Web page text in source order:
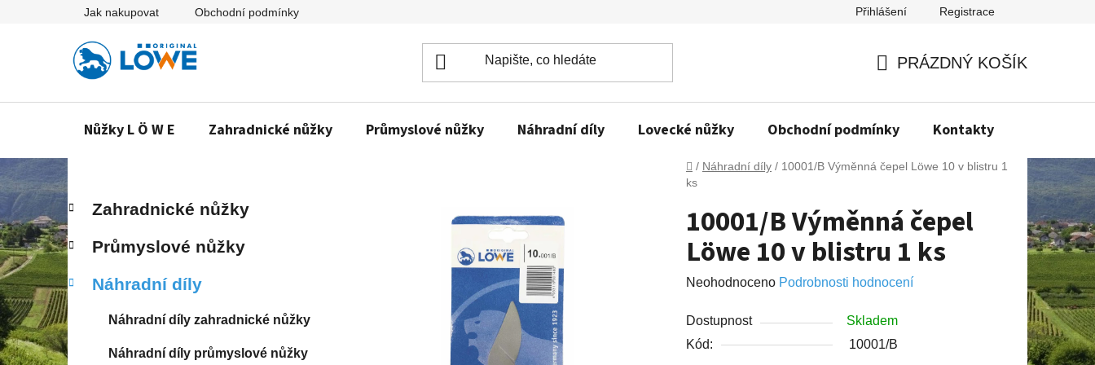
Jak nakupovat Obchodní podmínky Přihlášení Registrace
KOŠÍK
PRÁZDNÝ KOŠÍK
Nůžky L Ö W E Zahradnické nůžky Průmyslové nůžky Náhradní díly Lovecké nůžky Obchodní podmínky Kontakty
Domů
/ Náhradní díly / 10001/B Výměnná čepel Löwe 10 v blistru 1
ks
P
o
s
t
r
a
n
n
kategorie
K
a
t
e
g
o
r
i
e
Zahradnické nůžky
Průmyslové nůžky
Náhradní díly
Náhradní díly zahradnické nůžky
Náhradní díly průmyslové nůžky
10001/B Výměnná čepel
Löwe 10 v blistru 1 ks
Průměrné
produktu
je
Neohodnoceno Podrobnosti hodnocení
Dostupnost
Skladem
Kód:
10001/B